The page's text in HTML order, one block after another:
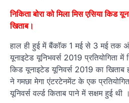
निकिता बोरा को मिला मिस एसिया किड
खिताब।
हाल ही हुई में बैंकॉक 1 मई से 3 मई तक
यूनाइटेड यूनिभवर्स 2019 प्रतियोगिता में
किड यूनाइटेड यूनिवर्स 2019 का खिताब
ने गमछा मेगा एंटरटेनमेंट के एक
यूनिवर्स वर्ल्ड किताब पाने में सक्षम हुई थी ।